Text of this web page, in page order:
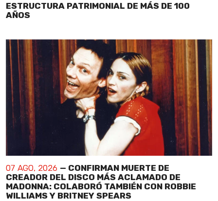
ESTRUCTURA PATRIMONIAL DE MÁS DE 100
AÑOS
07 AGO, 2026 — CONFIRMAN MUERTE DE
CREADOR DEL DISCO MÁS ACLAMADO DE
MADONNA: COLABORÓ TAMBIÉN CON ROBBIE
WILLIAMS Y BRITNEY SPEARS